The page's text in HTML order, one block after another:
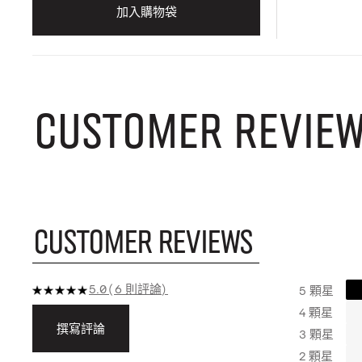
加入購物袋
CUSTOMER
CUSTOMER REVIEWS
5.0 6 則評論
撰寫評論
5 顆星
4 顆星
3 顆星
2 顆星